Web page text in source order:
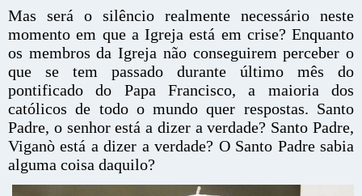
Mas será o silêncio realmente necessário neste
momento em que a Igreja está em crise? Enquanto
os membros da Igreja não conseguirem perceber o
que se tem passado durante último mês do
pontificado do Papa Francisco, a maioria dos
católicos de todo o mundo quer respostas. Santo
Padre, o senhor está a dizer a verdade? Santo Padre,
Viganò está a dizer a verdade? O Santo Padre sabia
alguma coisa daquilo?